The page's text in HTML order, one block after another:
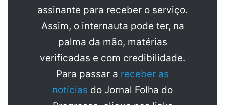
assinante para receber o serviço.
Assim, o internauta pode ter, na
palma da mão, matérias
verificadas e com credibilidade.
Para passar a receber as
notícias do Jornal Folha do